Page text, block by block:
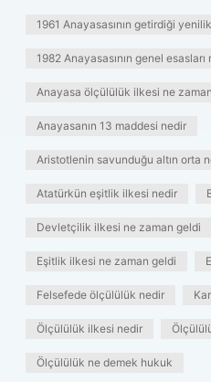
1961 Anayasasının getirdiği
1982 Anayasasının genel esasları
Anayasa ölçülülük ilkesi ne
Anayasanın 13 maddesi nedir
Aristotlenin savunduğu altın orta
Atatürkün eşitlik ilkesi nedir
Devletçilik ilkesi ne zaman geldi
Eşitlik ilkesi ne zaman geldi
Felsefede ölçülülük nedir
Ölçülülük ilkesi nedir
Ölçülülük ne demek hukuk